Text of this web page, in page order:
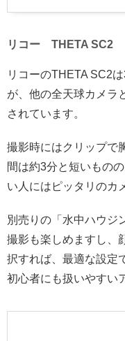
リコー THETA SC2
リコーのTHETA SC2
が、他の全天球カメラ
されています。
撮影時にはクリップで
間は約3分と短いもの
い人にはピッタリのカ
別売りの「水中ハウジ
撮影も楽しめますし、
択すれば、最適な設定
初心者にも扱いやすい